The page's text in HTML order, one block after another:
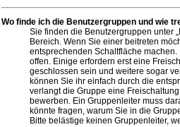
Wo finde ich die Benutzergruppen und wie
Sie finden die Benutzergruppen unter
Bereich. Wenn Sie einer beitreten
entsprechenden Schaltfläche
offen. Einige erfordern erst eine
geschlossen sein und weitere sogar
können Sie ihr einfach durch die
verlangt die Gruppe eine
bewerben. Ein Gruppenleiter muss
könnte fragen, warum Sie in die
Bitte belästige keinen Gruppenleiter,